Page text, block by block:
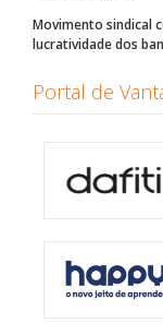
Movimento sindical
lucratividade dos
Portal de